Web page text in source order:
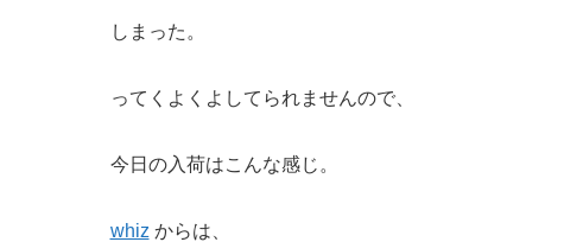
しまった。
ってくよくよしてられませんので、
今日の入荷はこんな感じ。
whiz からは、